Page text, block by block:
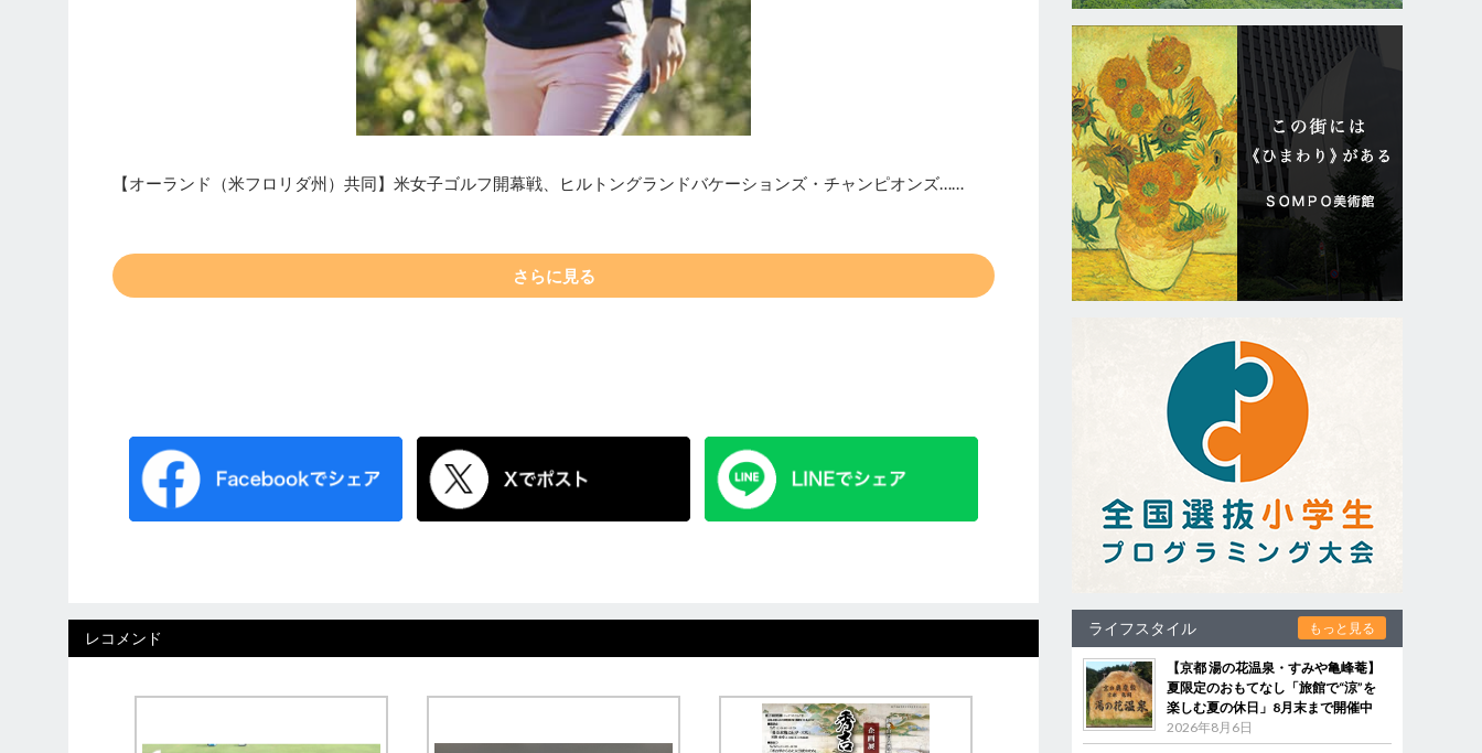
【オーランド（米フロリダ州）共同】米女子ゴルフ開幕戦、ヒルトングランドバケーションズ・チャンピオンズ……
さらに見る
レコメンド
ライフスタイル もっと見る
【京都 湯の花温泉・すみや亀峰菴】
夏限定のおもてなし「旅館で“涼”を
楽しむ夏の休日」8月末まで開催中
2026年8月6日